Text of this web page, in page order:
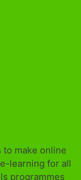
to make online
learning for all
programmes